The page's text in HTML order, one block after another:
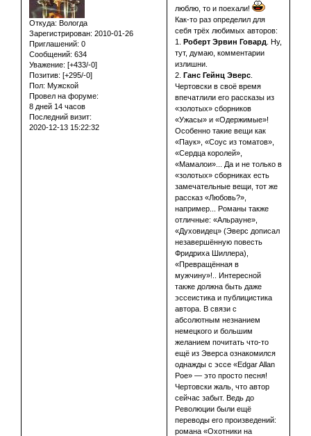
Откуда: Вологда
Зарегистрирован: 2010-01-26
Приглашений: 0
Сообщений: 634
Уважение: [+433/-0]
Позитив: [+295/-0]
Пол: Мужской
Провел на форуме:
8 дней 14 часов
Последний визит:
2020-12-13 15:22:32
люблю, то и поехали!
Как-то раз определил для
себя трёх любимых авторов:
1.Роберт Эрвин Говард . Ну,
тут, думаю, комментарии
излишни.
2.Ганс Гейнц Эверс
Чертовски в своё время
впечатлили его рассказы из
«золотых» сборников
«Ужасы» и «Одержимые»!
Особенно такие вещи как
«Паук», «Соус из томатов»,
«Сердца королей»,
«Мамалои»... Да и не только в
«золотых» сборниках есть
замечательные вещи, тот же
рассказ «Любовь?»,
например... Романы также
отличные: «Альрауне»,
«Духовидец» (Эверс дописал
незавершённую повесть
Фридриха Шиллера),
«Превращённая в
мужчину»!.. Интересной
также должна быть даже
эссеистика и публицистика
автора. В связи с
абсолютным незнанием
немецкого и большим
желанием почитать что-то
ещё из Эверса ознакомился
однажды с эссе «Edgar Allan
Poe» — это просто песня!
Чертовски жаль, что автор
сейчас забыт. Ведь до
Революции были ещё
переводы его произведений:
романа «Охотники на